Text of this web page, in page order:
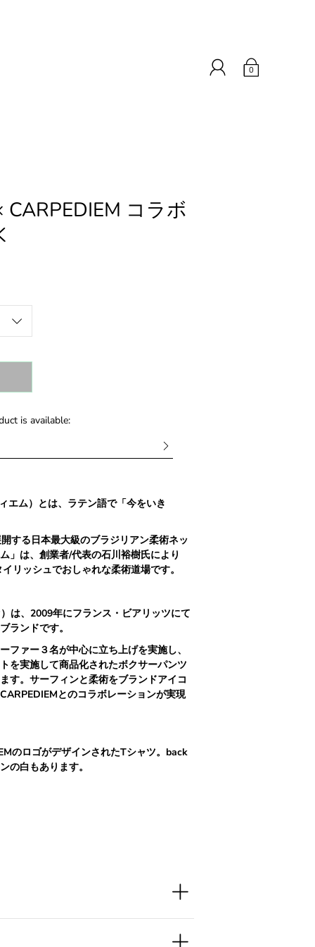
0
CARPEDIEM コラボ
is available:
ィエム）とは、ラテン語で「今をいき
する日本最大級のブラジリアン柔術ネッ
」は、創業者/代表の石川裕樹氏により
イリッシュでおしゃれな柔術道場です。
は、 2009年にフランス・ビアリッツにて
ランドです。
ファー３名が中心に立ち上げを実施し、
を実施して商品化されたボクサーパンツ
す。サーフィンと柔術をブランドアイコ
CARPEDIEMとのコラボレーションが実現
のロゴがデザインされたTシャツ。back
の白もあります。